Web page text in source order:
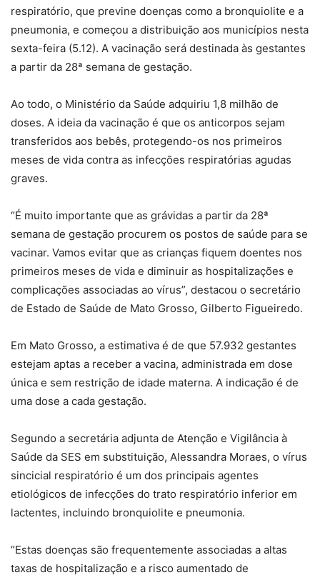
respiratório, que previne doenças como a bronquiolite e a
pneumonia, e começou a distribuição aos municípios nesta
sexta-feira (5.12). A vacinação será destinada às gestantes
a partir da 28ª semana de gestação.
Ao todo, o Ministério da Saúde adquiriu 1,8 milhão de
doses. A ideia da vacinação é que os anticorpos sejam
transferidos aos bebês, protegendo-os nos primeiros
meses de vida contra as infecções respiratórias agudas
graves.
“É muito importante que as grávidas a partir da 28ª
semana de gestação procurem os postos de saúde para se
vacinar. Vamos evitar que as crianças fiquem doentes nos
primeiros meses de vida e diminuir as hospitalizações e
complicações associadas ao vírus”, destacou o secretário
de Estado de Saúde de Mato Grosso, Gilberto Figueiredo.
Em Mato Grosso, a estimativa é de que 57.932 gestantes
estejam aptas a receber a vacina, administrada em dose
única e sem restrição de idade materna. A indicação é de
uma dose a cada gestação.
Segundo a secretária adjunta de Atenção e Vigilância à
Saúde da SES em substituição, Alessandra Moraes, o vírus
sincicial respiratório é um dos principais agentes
etiológicos de infecções do trato respiratório inferior em
lactentes, incluindo bronquiolite e pneumonia.
“Estas doenças são frequentemente associadas a altas
taxas de hospitalização e a risco aumentado de